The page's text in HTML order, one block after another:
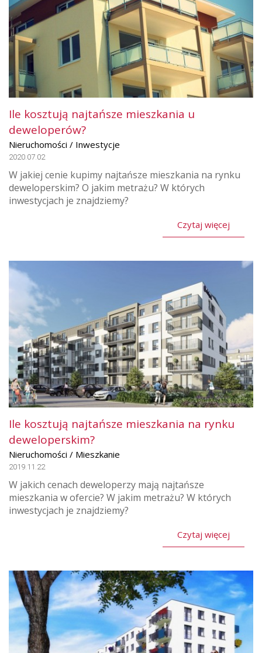
Ile kosztują najtańsze mieszkania u
deweloperów?
Nieruchomości / Inwestycje
2020.07.02
W jakiej cenie kupimy najtańsze mieszkania na rynku
deweloperskim? O jakim metrażu? W których
inwestycjach je znajdziemy?
Czytaj więcej
Ile kosztują najtańsze mieszkania na rynku
deweloperskim?
Nieruchomości / Mieszkanie
2019.11.22
W jakich cenach deweloperzy mają najtańsze
mieszkania w ofercie? W jakim metrażu? W których
inwestycjach je znajdziemy?
Czytaj więcej